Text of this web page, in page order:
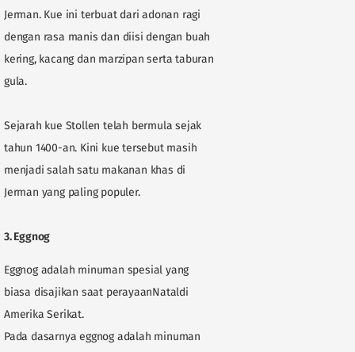
Jerman. Kue ini terbuat dari adonan ragi
dengan rasa manis dan diisi dengan buah
kering, kacang dan marzipan serta taburan
gula.
Sejarah kue Stollen telah bermula sejak
tahun 1400-an. Kini kue tersebut masih
menjadi salah satu makanan khas di
Jerman yang paling populer.
3.Eggnog
Eggnog adalah minuman spesial yang
biasa disajikan saat perayaanNataldi
Amerika Serikat.
Pada dasarnya eggnog adalah minuman